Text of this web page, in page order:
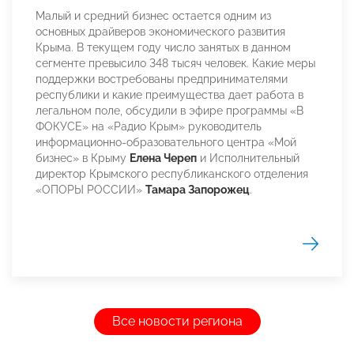
Малый и средний бизнес остается одним из
основных драйверов экономического развития
Крыма. В текущем году число занятых в данном
сегменте превысило 348 тысяч человек. Какие меры
поддержки востребованы предпринимателями
республики и какие преимущества дает работа в
легальном поле, обсудили в эфире программы «В
ФОКУСЕ» на «Радио Крым» руководитель
информационно-образовательного центра «Мой
бизнес» в Крыму Елена Череп и Исполнительный
директор Крымского республиканского отделения
«ОПОРЫ РОССИИ» Тамара Запорожец.
Все новости региона